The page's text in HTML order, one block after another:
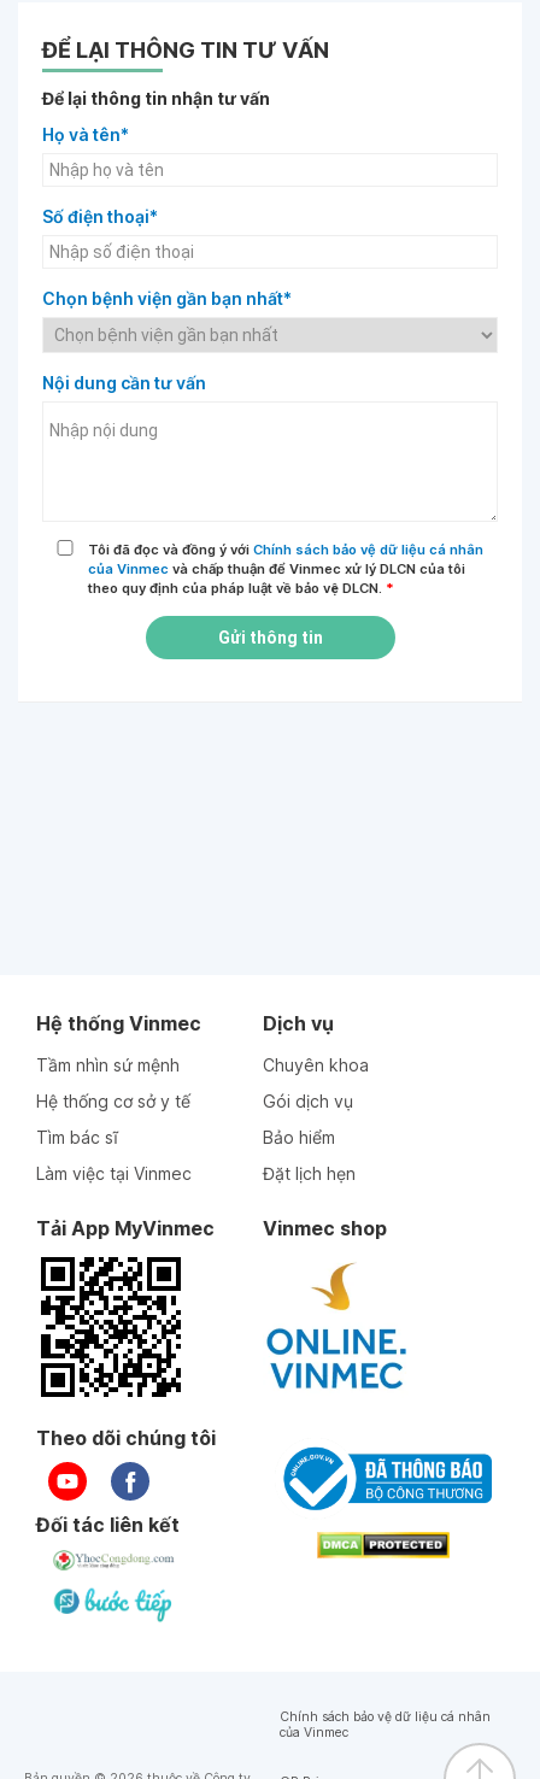
ĐỂ LẠI THÔNG TIN TƯ VẤN
Để lại thông tin nhận tư vấn
Họ và tên*
Số điện thoại*
Chọn bệnh viện gần bạn nhất*
Nội dung cần tư vấn
Tôi đã đọc và đồng ý với Chính sách bảo vệ dữ liệu cá nhân
của Vinmec và chấp thuận để Vinmec xử lý DLCN của tôi
theo quy định của pháp luật về bảo vệ DLCN. *
Gửi thông tin
Hệ thống Vinmec
Tầm nhìn sứ mệnh
Hệ thống cơ sở y tế
Tìm bác sĩ
Làm việc tại Vinmec
Dịch vụ
Chuyên khoa
Gói dịch vụ
Bảo hiểm
Đặt lịch hẹn
Tải App MyVinmec Vinmec shop
Theo dõi chúng tôi
Đối tác liên kết
Chính sách bảo vệ dữ liệu cá nhân
của Vinmec